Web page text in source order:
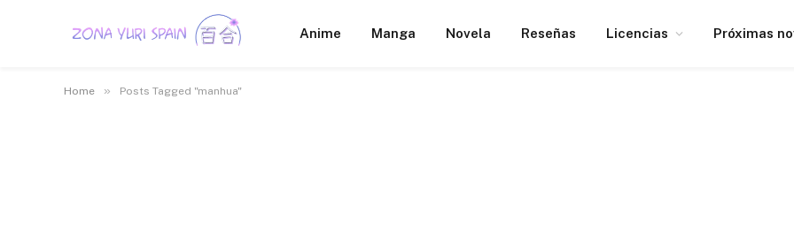
Anime Manga Novela Reseñas Licencias Próximas
Home » Posts Tagged "manhua"